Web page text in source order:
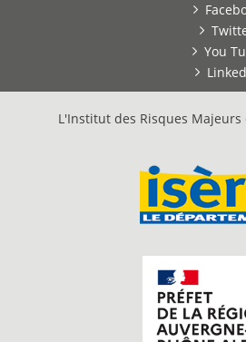
You
L'Institut des Risques